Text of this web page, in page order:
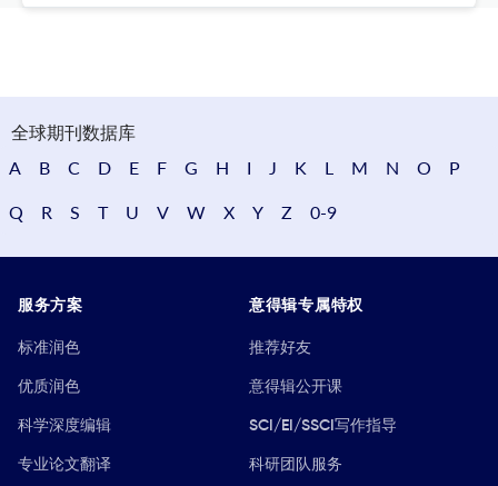
全球期刊数据库
A
B C D E F G H I J K L M N O P
Q R S T U V W X Y Z 0-9